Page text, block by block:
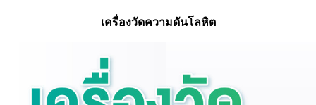
เครื่องวัดความดันโลหิต